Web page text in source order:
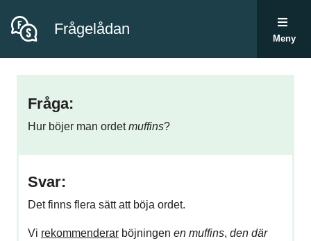
Frågelådan
Meny
Fråga:
Hur böjer man ordetmuffins?
Svar:
Det finns flera sätt att böja ordet.
Vi rekommenderarböjningen en muffins, den där